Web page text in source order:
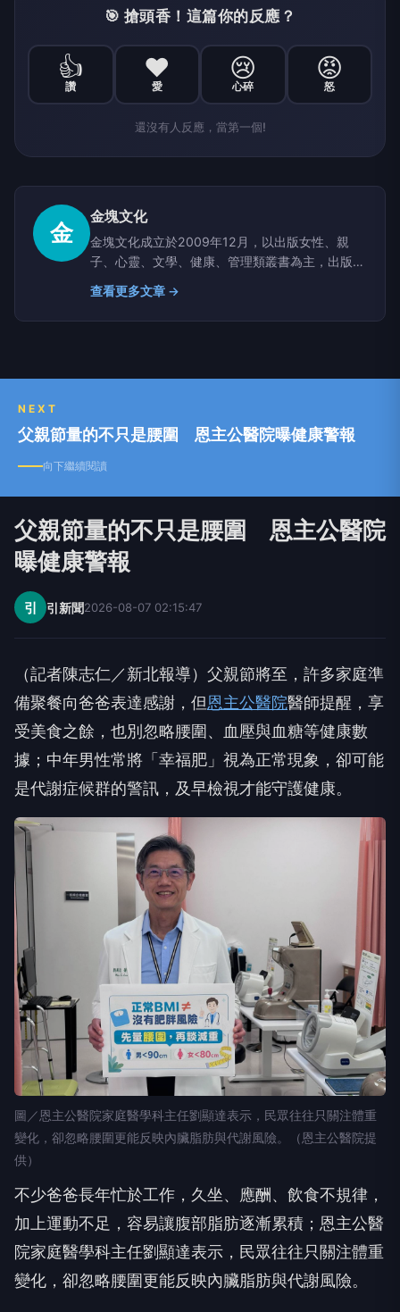
🎯 搶頭香！這篇你的反應？
👍
讚
❤️
愛
😢
心碎
😡
怒
還沒有人反應，當第一個!
金
金塊文化
金塊文化成立於2009年12月，以出版女性、親
子、心靈、文學、健康、管理類叢書為主，出版類
型包含紙本書及電子書，發行範圍廣及台灣、東南
亞、港澳及美加等華文閱讀地區。從成立以來，金
塊文化立志為華文閱讀人口出版好書，讓愛書人永
相關事業將嘗試結合更多元的閱讀媒介，從不同閱
查看更多文章 →
NEXT
父親節量的不只是腰圍 恩主公醫院曝健康警報
向下繼續閱讀
父親節量的不只是腰圍 恩主公醫院
曝健康警報
引 引新聞2026-08-07 02:15:47
（記者陳志仁／新北報導）父親節將至，許多家庭準
備聚餐向爸爸表達感謝，但恩主公醫院醫師提醒，享
受美食之餘，也別忽略腰圍、血壓與血糖等健康數
據；中年男性常將「幸福肥」視為正常現象，卻可能
是代謝症候群的警訊，及早檢視才能守護健康。
圖／恩主公醫院家庭醫學科主任劉顯達表示，民眾往往只關注體重
變化，卻忽略腰圍更能反映內臟脂肪與代謝風險。（恩主公醫院提
供）
不少爸爸長年忙於工作，久坐、應酬、飲食不規律，
加上運動不足，容易讓腹部脂肪逐漸累積；恩主公醫
院家庭醫學科主任劉顯達表示，民眾往往只關注體重
變化，卻忽略腰圍更能反映內臟脂肪與代謝風險。